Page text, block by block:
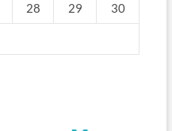
28 29 30